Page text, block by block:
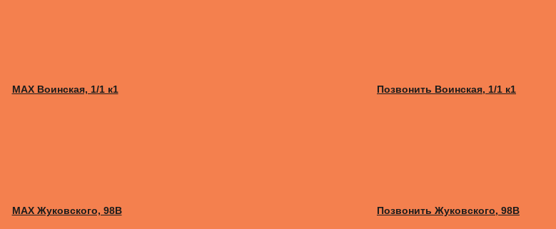
MAX Воинская, 1/1 к1 Позвонить Воинская, 1/1 к1
MAX Жуковского, 98B Позвонить Жуковского, 98B